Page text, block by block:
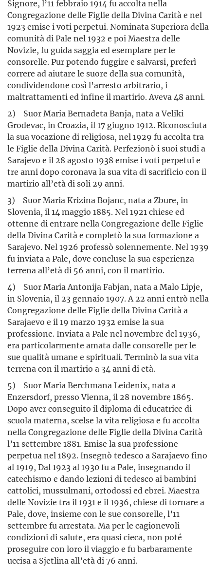
Signore, l’11 febbraio 1914 fu accolta nella
Congregazione delle Figlie della Divina Carità e nel
1923 emise i voti perpetui. Nominata Superiora della
comunità di Pale nel 1932 e poi Maestra delle
Novizie, fu guida saggia ed esemplare per le
consorelle. Pur potendo fuggire e salvarsi, preferì
correre ad aiutare le suore della sua comunità,
condividendone così l’arresto arbitrario, i
maltrattamenti ed infine il martirio. Aveva 48 anni.
2) Suor Maria Bernadeta Banja, nata a Veliki
Grođevac, in Croazia, il 17 giugno 1912. Riconosciuta
la sua vocazione di religiosa, nel 1929 fu accolta tra
le Figlie della Divina Carità. Perfezionò i suoi studi a
Sarajevo e il 28 agosto 1938 emise i voti perpetui e
tre anni dopo coronava la sua vita di sacrificio con il
martirio all’età di soli 29 anni.
3) Suor Maria Krizina Bojanc, nata a Zbure, in
Slovenia, il 14 maggio 1885. Nel 1921 chiese ed
ottenne di entrare nella Congregazione delle Figlie
della Divina Carità e completò la sua formazione a
Sarajevo. Nel 1926 professò solennemente. Nel 1939
fu inviata a Pale, dove concluse la sua esperienza
terrena all’età di 56 anni, con il martirio.
4) Suor Maria Antonija Fabjan, nata a Malo Lipje,
in Slovenia, il 23 gennaio 1907. A 22 anni entrò nella
Congregazione delle Figlie della Divina Carità a
Sarajaevo e il 19 marzo 1932 emise la sua
professione. Inviata a Pale nel novembre del 1936,
era particolarmente amata dalle consorelle per le
sue qualità umane e spirituali. Terminò la sua vita
terrena con il martirio a 34 anni di età.
5) Suor Maria Berchmana Leidenix, nata a
Enzersdorf, presso Vienna, il 28 novembre 1865.
Dopo aver conseguito il diploma di educatrice di
scuola materna, scelse la vita religiosa e fu accolta
nella Congregazione delle Figlie della Divina Carità
l’11 settembre 1881. Emise la sua professione
perpetua nel 1892. Insegnò tedesco a Sarajaevo fino
al 1919, Dal 1923 al 1930 fu a Pale, insegnando il
catechismo e dando lezioni di tedesco ai bambini
cattolici, mussulmani, ortodossi ed ebrei. Maestra
delle Novizie tra il 1931 e il 1936, chiese di tornare a
Pale, dove, insieme con le sue consorelle, l’11
settembre fu arrestata. Ma per le cagionevoli
condizioni di salute, era quasi cieca, non poté
proseguire con loro il viaggio e fu barbaramente
uccisa a Sjetlina all’età di 76 anni.